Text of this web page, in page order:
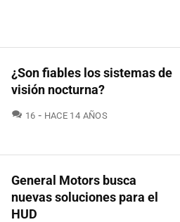
¿Son fiables los sistemas de
visión nocturna?
16 COMENTARIOS
HACE 14 AÑOS
General Motors busca
nuevas soluciones para el
HUD